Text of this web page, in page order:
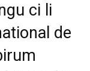
ci li
de